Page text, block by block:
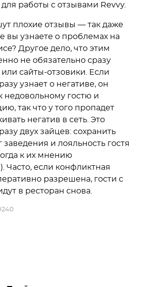
работы с отзывами Revvy.
плохие отзывы — так даже
вы узнаете о проблемах на
Другое дело, что этим
не обязательно сразу
сайты-отзовики. Если
узнает о негативе, он
недовольному гостю и
так что у того пропадет
негатив в сеть. Это
двух зайцев: сохранить
и лояльность гостя
к их мнению
Часто, если конфликтная
разрешена, гости с
в ресторан снова.